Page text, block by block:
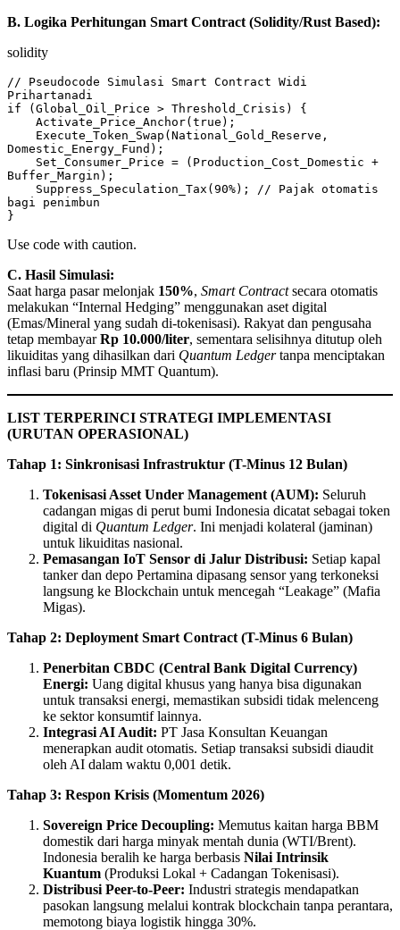
B. Logika Perhitungan Smart Contract (Solidity/Rust Based):
solidity
// Pseudocode Simulasi Smart Contract Widi
Prihartanadi
if (Global_Oil_Price > Threshold_Crisis) {
Domestic_Energy_Fund);
Buffer_Margin);
bagi penimbun
Use code with caution.
C. Hasil Simulasi:
Saat harga pasar melonjak 150%, Smart Contractsecara otomatis
melakukan “Internal Hedging” menggunakan aset digital
(Emas/Mineral yang sudah di-tokenisasi). Rakyat dan pengusaha
tetap membayarRp 10.000/liter, sementara selisihnya ditutup oleh
likuiditas yang dihasilkan dari Quantum Ledgertanpa menciptakan
inflasi baru (Prinsip MMT Quantum).
LIST TERPERINCI STRATEGI IMPLEMENTASI
(URUTAN OPERASIONAL)
Tahap 1: Sinkronisasi Infrastruktur (T-Minus 12 Bulan)
Tokenisasi Asset Under Management (AUM): Seluruh
cadangan migas di perut bumi Indonesia dicatat sebagai token
digital di Quantum Ledger. Ini menjadi kolateral (jaminan)
untuk likuiditas nasional.
Pemasangan IoT Sensor di Jalur Distribusi: Setiap kapal
tanker dan depo Pertamina dipasang sensor yang terkoneksi
langsung ke Blockchain untuk mencegah “Leakage” (Mafia
Migas).
Tahap 2: Deployment Smart Contract (T-Minus 6 Bulan)
Penerbitan CBDC (Central Bank Digital Currency)
Energi: Uang digital khusus yang hanya bisa digunakan
untuk transaksi energi, memastikan subsidi tidak melenceng
ke sektor konsumtif lainnya.
Integrasi AI Audit: PT Jasa Konsultan Keuangan
menerapkan audit otomatis. Setiap transaksi subsidi diaudit
oleh AI dalam waktu 0,001 detik.
Tahap 3: Respon Krisis (Momentum 2026)
Sovereign Price Decoupling: Memutus kaitan harga BBM
domestik dari harga minyak mentah dunia (WTI/Brent).
Indonesia beralih ke harga berbasis Nilai Intrinsik
Kuantum (Produksi Lokal + Cadangan Tokenisasi).
Distribusi Peer-to-Peer: Industri strategis mendapatkan
pasokan langsung melalui kontrak blockchain tanpa perantara,
memotong biaya logistik hingga 30%.